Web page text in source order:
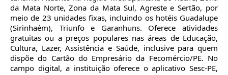
da Mata Norte, Zona da Mata Sul, Agreste e Sertão, por
meio de 23 unidades fixas, incluindo os hotéis Guadalupe
(Sirinhaém), Triunfo e Garanhuns. Oferece atividades
gratuitas ou a preços populares nas áreas de Educação,
Cultura, Lazer, Assistência e Saúde, inclusive para quem
dispõe do Cartão do Empresário da Fecomércio/PE. No
campo digital, a instituição oferece o aplicativo Sesc-PE,